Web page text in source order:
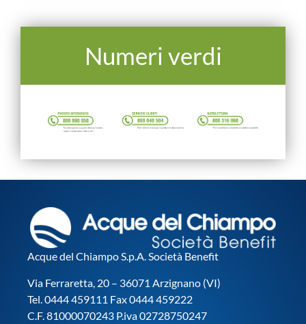
Numeri verdi
Acque del Chiampo S.p.A. Società Benefit
Via Ferraretta, 20 – 36071 Arzignano (VI)
Tel. 0444 459111 Fax 0444 459222
C.F. 81000070243 P.iva 02728750247